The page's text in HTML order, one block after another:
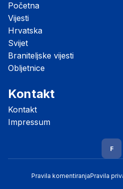
Početna
Vijesti
Hrvatska
Svijet
Braniteljske vijesti
Obljetnice
Kontakt
Kontakt
Impressum
F
Pravila komentiranjaPravila